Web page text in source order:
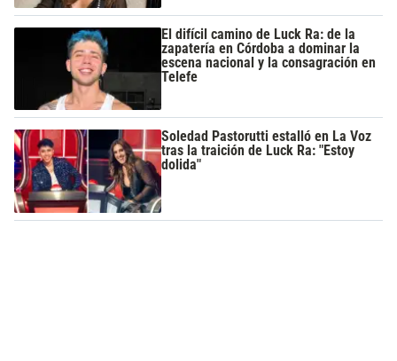
El difícil camino de Luck Ra: de la
zapatería en Córdoba a dominar la
escena nacional y la consagración en
Telefe
Soledad Pastorutti estalló en La Voz
tras la traición de Luck Ra: "Estoy
dolida"